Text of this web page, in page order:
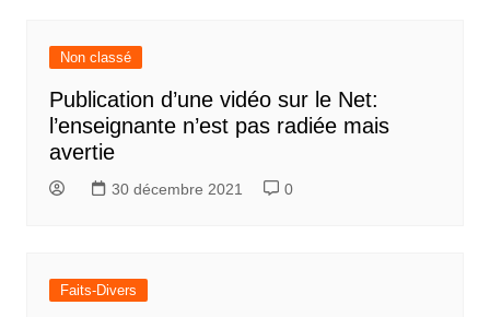
Non classé
Publication d’une vidéo sur le Net:
l’enseignante n’est pas radiée mais
avertie
30 décembre 2021 0
Faits-Divers